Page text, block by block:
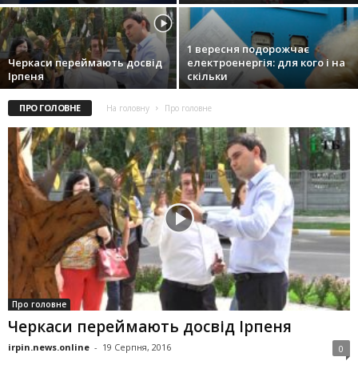
Черкаси переймають досвід
Ірпеня
1 вересня подорожчає
електроенергія: для кого і на
скільки
ПРО ГОЛОВНЕ На головну Про головне
Про головне
Черкаси переймають досвід Ірпеня
irpin.news.online - 19 Серпня, 2016 0